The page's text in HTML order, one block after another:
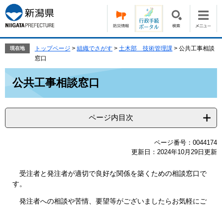
ー
ジ
の
で
ニ
ュ
ー
ば
本
文
現在地 トップページ > 組織でさがす > 土木部 技術管理課 > 公共工事相談
窓口
公共工事相談窓口
ページ内目次
ページ番号：0044174
更新日：2024年10月29日更新
受注者と発注者が適切で良好な関係を築くための相談窓口で
す。
発注者への相談や苦情、要望等がございましたらお気軽にご